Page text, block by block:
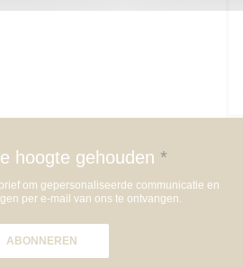
hoogte gehouden *
om gepersonaliseerde communicatie en
per e-mail van ons te ontvangen.
ABONNEREN